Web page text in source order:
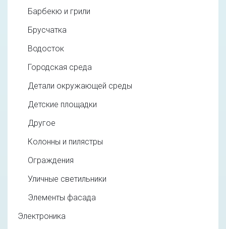
Барбекю и грили
Брусчатка
Водосток
Городская среда
Детали окружающей среды
Детские площадки
Другое
Колонны и пилястры
Ограждения
Уличные светильники
Элементы фасада
Электроника